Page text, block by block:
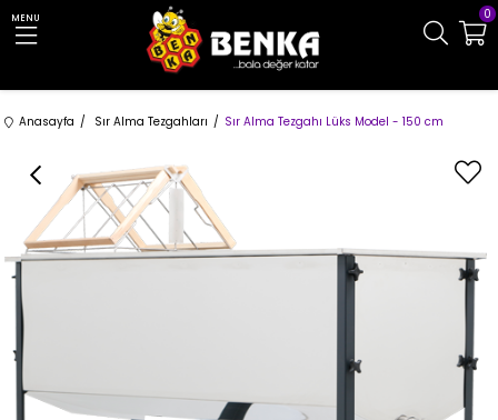
MENU 0
Anasayfa Sır Alma Tezgahları Sır Alma Tezgahı Lüks Model - 150 cm